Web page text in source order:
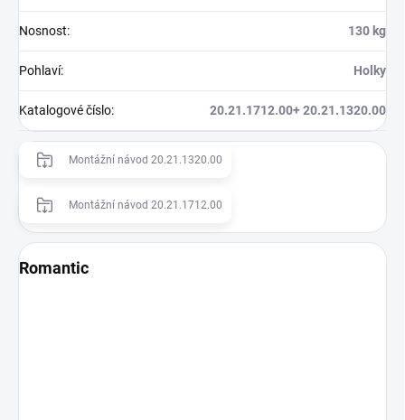
Nosnost: 130 kg
Pohlaví: Holky
Katalogové číslo: 20.21.1712.00+ 20.21.1320.00
Montážní návod 20.21.1320.00
Montážní návod 20.21.1712.00
Romantic